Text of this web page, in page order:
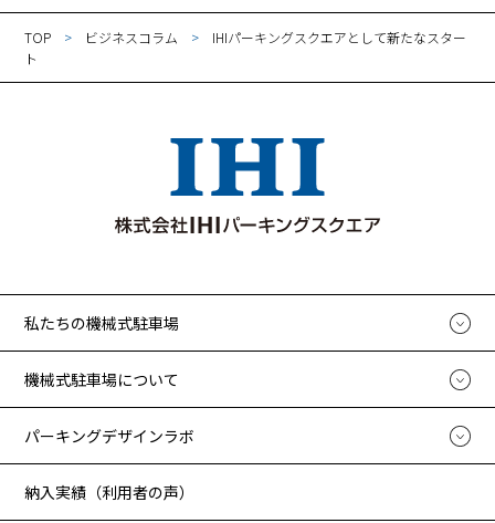
TOP ビジネスコラム
IHIパーキングスクエアとして新たなスター
ト
私たちの機械式駐車場
機械式駐車場について
パーキングデザインラボ
納入実績（利用者の声）